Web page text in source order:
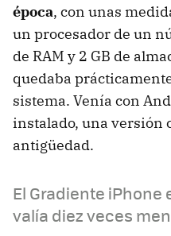
época, con unas
un procesador de un
de RAM y 2 GB de
quedaba
sistema. Venía con
instalado, una versión
antigüedad.
El Gradiente iPhone
valía diez veces